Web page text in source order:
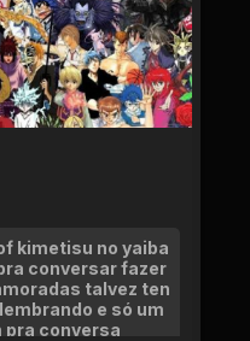
kimetisu no yaiba
conversar fazer
talvez ten
e só um
pra conversa